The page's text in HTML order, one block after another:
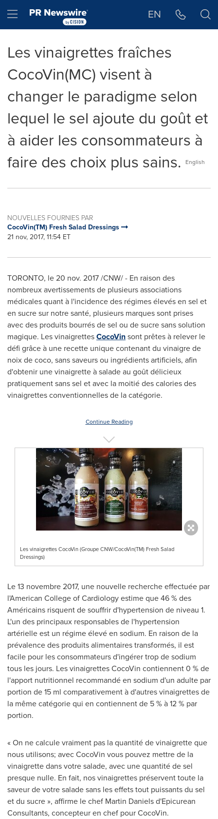
Hamburger menu EN
Les vinaigrettes fraîches
CocoVin(MC) visent à
changer le paradigme selon
lequel le sel ajoute du goût et
à aider les consommateurs à
faire des choix plus sains.
English
NOUVELLES FOURNIES PAR
CocoVin(TM) Fresh Salad Dressings
21 nov, 2017, 11:54 ET
TORONTO, le 20 nov. 2017 /CNW/ - En raison des
nombreux avertissements de plusieurs associations
médicales quant à l'incidence des régimes élevés en sel et
en sucre sur notre santé, plusieurs marques sont prises
avec des produits bourrés de sel ou de sucre sans solution
magique. Les vinaigrettesCocoVinsont prêtes à relever le
défi grâce à une recette unique contenant du vinaigre de
noix de coco, sans saveurs ou ingrédients artificiels, afin
d'obtenir une vinaigrette à salade au goût délicieux
pratiquement sans sel et avec la moitié des calories des
vinaigrettes conventionnelles de la catégorie.
Continue Reading
Les vinaigrettes CocoVin (Groupe CNW/CocoVin(TM) Fresh Salad
Dressings)
Le 13 novembre 2017, une nouvelle recherche effectuée par
l'American College of Cardiology estime que 46 % des
Américains risquent de souffrir d'hypertension de niveau 1.
L'un des principaux responsables de l'hypertension
artérielle est un régime élevé en sodium. En raison de la
prévalence des produits alimentaires transformés, il est
facile pour les consommateurs d'ingérer trop de sodium
tous les jours. Les vinaigrettes CocoVin contiennent 0 % de
l'apport nutritionnel recommandé en sodium d'un adulte par
portion de 15 ml comparativement à d'autres vinaigrettes de
la même catégorie qui en contiennent de 5 % à 12 % par
portion.
« On ne calcule vraiment pas la quantité de vinaigrette que
nous utilisons; avec CocoVin vous pouvez mettre de la
vinaigrette dans votre salade, avec une quantité de sel
presque nulle. En fait, nos vinaigrettes préservent toute la
saveur de votre salade sans les effets tout puissants du sel
et du sucre », affirme le chef Martin Daniels d'Epicurean
Consultants, concepteur en chef pour CocoVin.